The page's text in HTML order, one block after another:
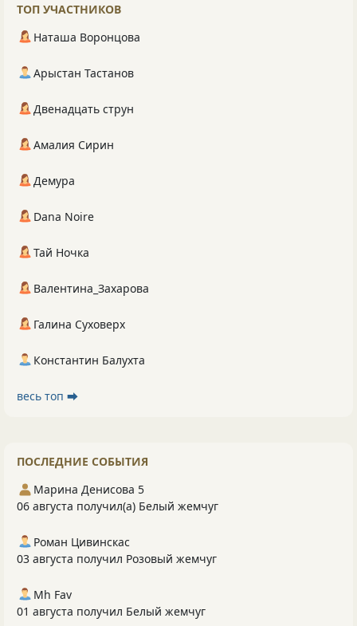
ТОП УЧАСТНИКОВ
Наташа Воронцова
Арыстан Тастанов
Двенадцать струн
Амалия Сирин
Демура
Dana Noire
Тай Ночка
Валентина_Захарова
Галина Суховерх
Константин Балухта
весь топ ⮕
ПОСЛЕДНИЕ СОБЫТИЯ
Марина Денисова 5
06 августа получил(а) Белый жемчуг
Роман Цивинскас
03 августа получил Розовый жемчуг
Mh Fav
01 августа получил Белый жемчуг